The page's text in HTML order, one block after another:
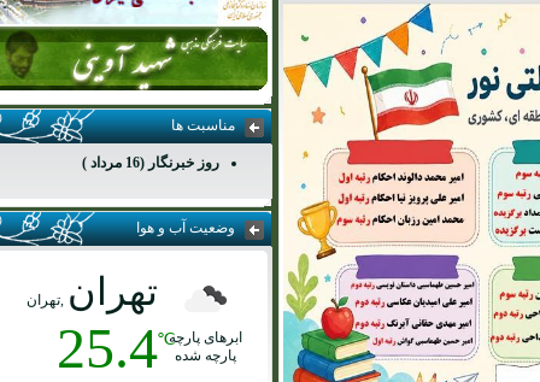
مناسبت ها
روز خبرنگار (16 مرداد )
وضعیت آب و هوا
ابرهای پارچه
پارچه شده
تهران ,تهران
25.4℃